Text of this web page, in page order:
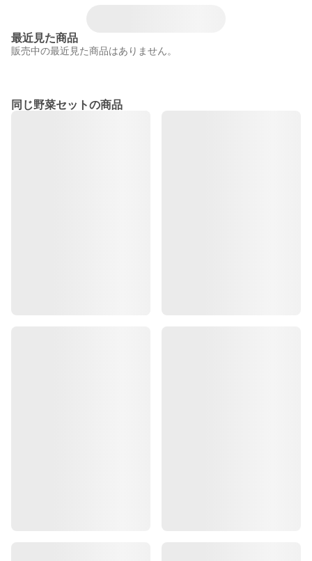
最近見た商品
販売中の最近見た商品はありません。
同じ野菜セットの商品